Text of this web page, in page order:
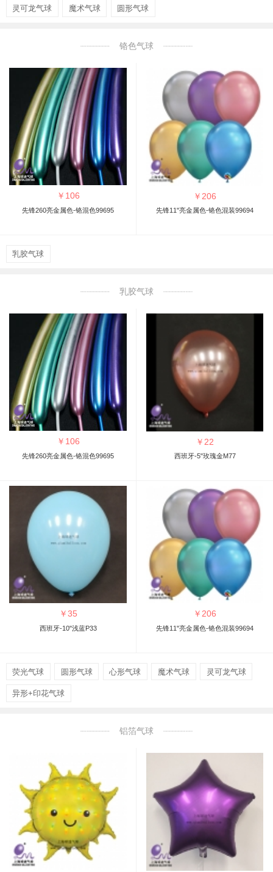
灵可龙气球 魔术气球 圆形气球
铬色气球
￥ 106
先锋260亮金属色-铬混色99695
￥ 206
先锋11"亮金属色-铬色混装99694
乳胶气球
乳胶气球
￥ 106
先锋260亮金属色-铬混色99695
￥ 22
西班牙-5"玫瑰金M77
￥35
西班牙-10"浅蓝P33
￥206
先锋11"亮金属色-铬色混装99694
荧光气球 圆形气球 心形气球 魔术气球 灵可龙气球
异形+印花气球
铝箔气球